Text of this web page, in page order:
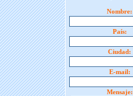
Nombre:
País:
Ciudad:
E-mail:
Mensaje: